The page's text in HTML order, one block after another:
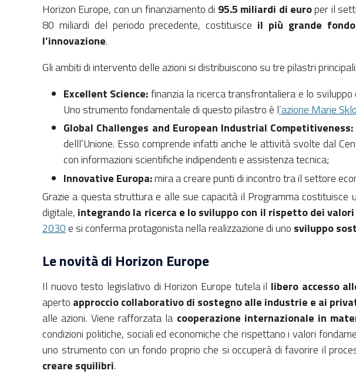
Horizon Europe, con un finanziamento di 95.5 miliardi di europer il
80 miliardi del periodo precedente, costituisce il più grande
l’innovazione.
Gli ambiti di intervento delle azioni si distribuiscono su tre pilastri principali:
Excellent Science:finanzia la ricerca transfrontaliera e lo sviluppo
Uno strumento fondamentale di questo pilastro è l’azione Marie
Global Challenges and European Industrial Competitiveness:
delll’Unione. Esso comprende infatti anche le attività svolte dal
con informazioni scientifiche indipendenti e assistenza tecnica;
Innovative Europa:mira a creare punti di incontro tra il settore
Grazie a questa struttura e alle sue capacità il Programma
digitale, integrando la ricerca e lo sviluppo con il rispetto dei
2030e si conferma protagonista nella realizzazione di uno sviluppo
Le novità di Horizon Europe
Il nuovo testo legislativo di Horizon Europe tutela il libero accesso
aperto approccio collaborativo di sostegno alle industrie e ai
alle azioni. Viene rafforzata la cooperazione internazionale in
condizioni politiche, sociali ed economiche che rispettano i valori
uno strumento con un fondo proprio che si occuperà di favorire il
creare squilibri.